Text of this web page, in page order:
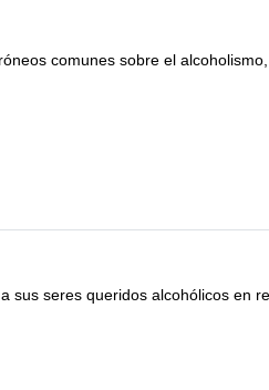
comunes sobre el
seres queridos alcohólicos en